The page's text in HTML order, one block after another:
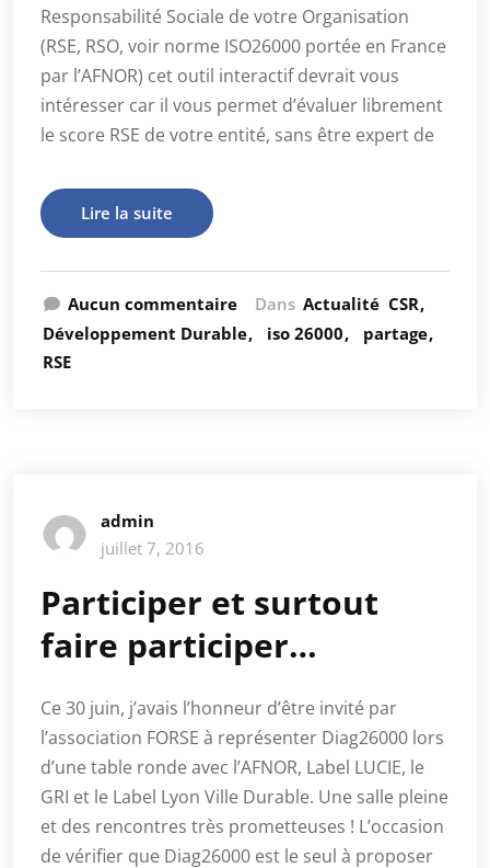
Responsabilité Sociale de votre Organisation
(RSE, RSO, voir norme ISO26000 portée en France
par l’AFNOR) cet outil interactif devrait vous
intéresser car il vous permet d’évaluer librement
le score RSE de votre entité, sans être expert de
Lire la suite
Aucun commentaire Dans Actualité CSR
Développement Durable
iso 26000
partage
RSE
admin
juillet 7, 2016
Participer et surtout
faire participer…
Ce 30 juin, j’avais l’honneur d’être invité par
l’association FORSE à représenter Diag26000 lors
d’une table ronde avec l’AFNOR, Label LUCIE, le
GRI et le Label Lyon Ville Durable. Une salle pleine
et des rencontres très prometteuses ! L’occasion
de vérifier que Diag26000 est le seul à proposer